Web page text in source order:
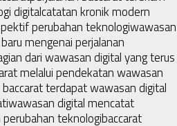
digitalcatatan kronik modern
perubahan teknologiwawasan
mengenai perjalanan
dari wawasan digital yang terus
melalui pendekatan wawasan
baccarat terdapat wawasan digital
wawasan digital mencatat
teknologibaccarat